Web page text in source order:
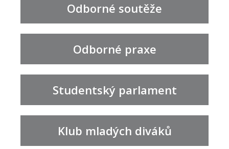
Odborné soutěže
Odborné praxe
Studentský parlament
Klub mladých diváků